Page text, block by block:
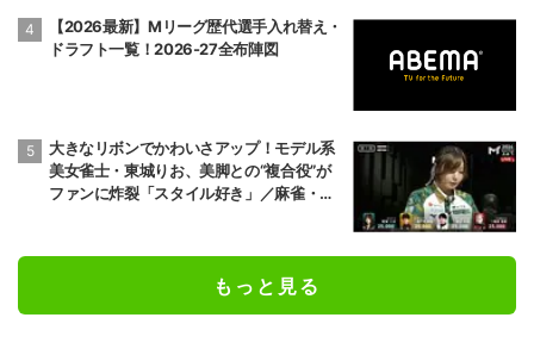
【2026最新】Mリーグ歴代選手入れ替え・
ドラフト一覧！2026-27全布陣図
大きなリボンでかわいさアップ！モデル系
美女雀士・東城りお、美脚との“複合役”が
ファンに炸裂「スタイル好き」／麻雀・M
もっと見る